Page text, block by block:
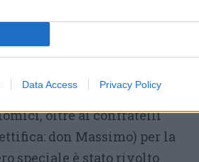
Data Access Privacy Policy
la delusione e il disagio
il motivo più
ai laici, alla segreteria,
oltre ai confratelli
don Massimo) per la
speciale è stato rivolto